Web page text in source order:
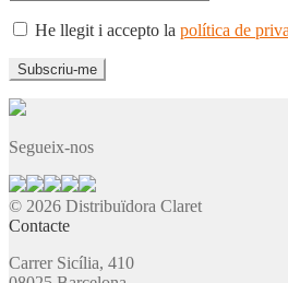
He llegit i accepto la política de
Segueix-nos
© 2026 Distribuïdora Claret
Contacte
Carrer Sicília, 410